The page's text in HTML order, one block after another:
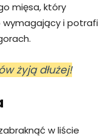
mięsa, który
wymagający i potrafi
żyją dłużej!
w liście